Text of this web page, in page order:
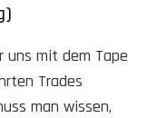
uns mit dem Tape
Trades
man wissen,